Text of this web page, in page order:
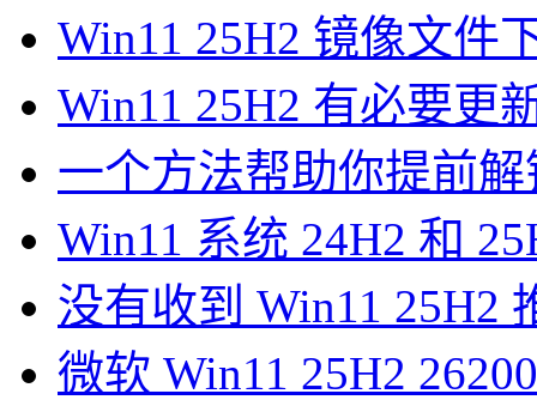
Win11 25H2 镜像文件
Win11 25H2 有必要更
一个方法帮助你提前解
Win11 系统 24H2 和
没有收到 Win11 25H2
微软 Win11 25H2